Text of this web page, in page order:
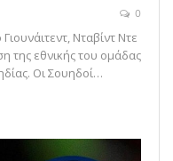
0
Νταβίντ Ντε
της εθνικής του ομάδας
Οι Σουηδοί…